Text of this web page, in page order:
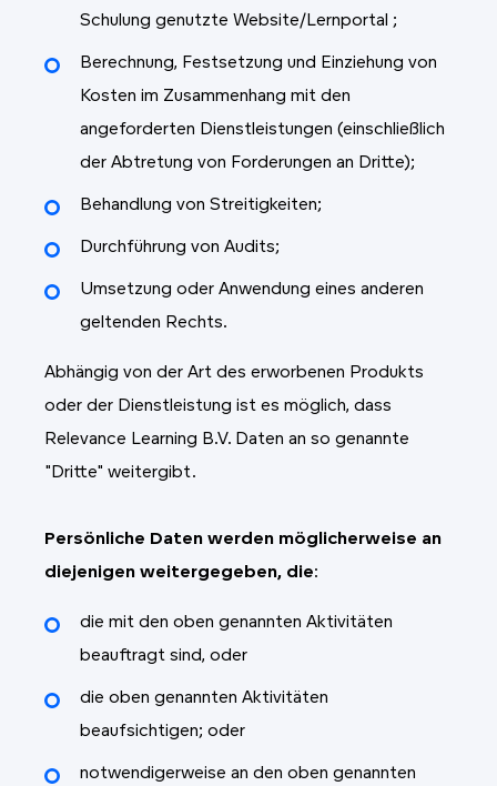
Schulung genutzte Website/Lernportal ;
Berechnung, Festsetzung und Einziehung von
Kosten im Zusammenhang mit den
angeforderten Dienstleistungen (einschließlich
der Abtretung von Forderungen an Dritte);
Behandlung von Streitigkeiten;
Durchführung von Audits;
Umsetzung oder Anwendung eines anderen
geltenden Rechts.
Abhängig von der Art des erworbenen Produkts
oder der Dienstleistung ist es möglich, dass
Relevance Learning B.V. Daten an so genannte
"Dritte" weitergibt.
Persönliche Daten werden möglicherweise an
diejenigen weitergegeben, die:
die mit den oben genannten Aktivitäten
beauftragt sind, oder
die oben genannten Aktivitäten
beaufsichtigen; oder
notwendigerweise an den oben genannten